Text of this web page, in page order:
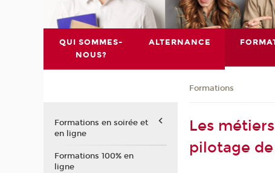
QUI SOMMES-
NOUS?
ALTERNANCE
Formations
Les
pilotage
Formations en soirée et
en ligne
Formations 100% en
ligne